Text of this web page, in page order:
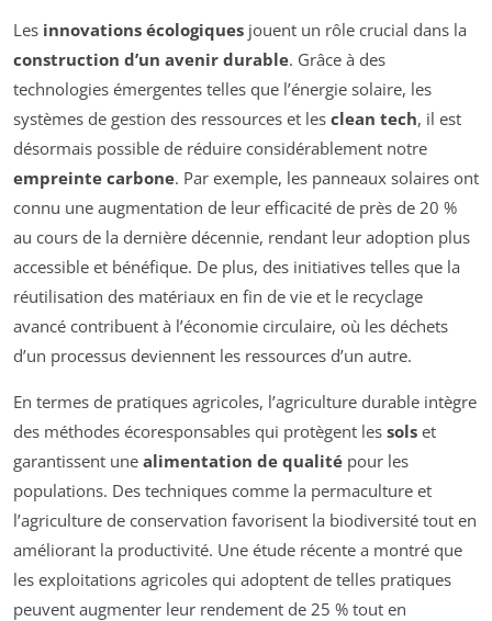
Les innovations écologiques jouent un rôle crucial dans la
construction d’un avenir durable. Grâce à des
technologies émergentes telles que l’énergie solaire, les
systèmes de gestion des ressources et les clean tech, il est
désormais possible de réduire considérablement notre
empreinte carbone. Par exemple, les panneaux solaires ont
connu une augmentation de leur efficacité de près de 20 %
au cours de la dernière décennie, rendant leur adoption plus
accessible et bénéfique. De plus, des initiatives telles que la
réutilisation des matériaux en fin de vie et le recyclage
avancé contribuent à l’économie circulaire, où les déchets
d’un processus deviennent les ressources d’un autre.
En termes de pratiques agricoles, l’agriculture durable intègre
des méthodes écoresponsables qui protègent les sols et
garantissent une alimentation de qualité pour les
populations. Des techniques comme la permaculture et
l’agriculture de conservation favorisent la biodiversité tout en
améliorant la productivité. Une étude récente a montré que
les exploitations agricoles qui adoptent de telles pratiques
peuvent augmenter leur rendement de 25 % tout en